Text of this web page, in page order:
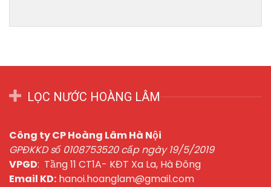
LỌC NƯỚC HOÀNG LÂM
Công ty CP Hoàng Lâm Hà Nội
GPĐKKD số 0108753520 cấp ngày 19/5/2019
VPGD: Tầng 11 CT1A- KĐT Xa La, Hà Đông
Email KD: hanoi.hoanglam@gmail.com